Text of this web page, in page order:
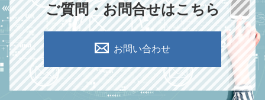
ご質問・お問合せはこちら
お問い合わせ